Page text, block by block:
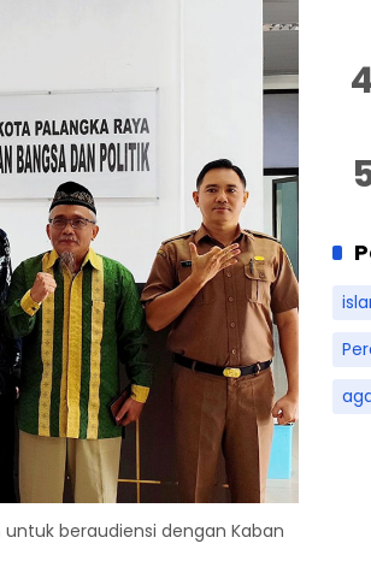
beraudiensi dengan Kaban